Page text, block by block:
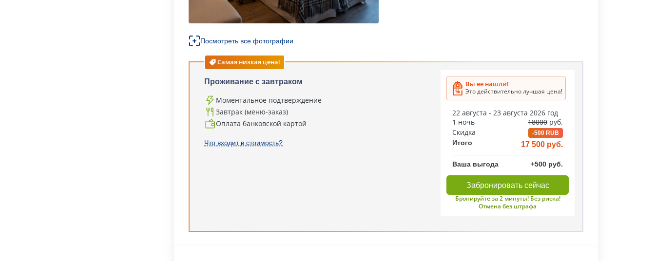
Посмотреть все фотографии
Самая низкая цена!
Проживание с завтраком
Моментальное подтверждение
Завтрак (меню-заказ)
Оплата банковской картой
Что входит в стоимость?
Вы ее нашли!
Это действительно лучшая цена!
22 августа - 23 августа 2026 год
1 ночь
18000 руб.
Скидка
-500 RUB
Итого 17 500 руб.
Ваша выгода +500 руб.
Забронировать сейчас
Бронируйте за 2 минуты! Без риска!
Отмена без штрафа